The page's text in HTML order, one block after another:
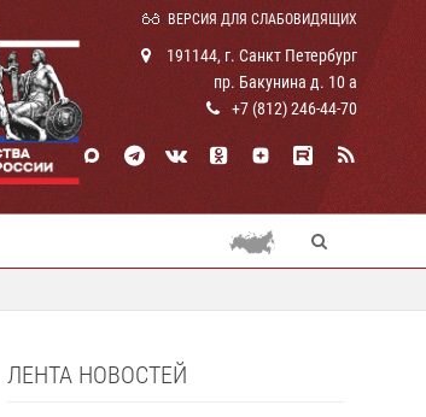
ВЕРСИЯ ДЛЯ СЛАБОВИДЯЩИХ
191144, г. Санкт Петербург
пр. Бакунина д. 10 а
+7 (812) 246-44-70
ЛЕНТА НОВОСТЕЙ